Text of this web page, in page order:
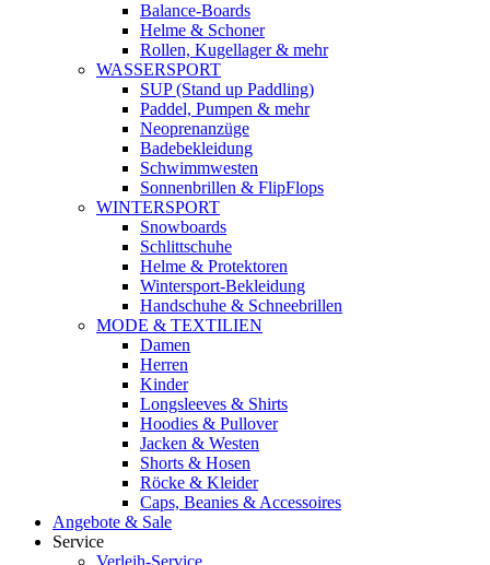
Balance-Boards
Helme & Schoner
Rollen, Kugellager & mehr
WASSERSPORT
SUP (Stand up Paddling)
Paddel, Pumpen & mehr
Neoprenanzüge
Badebekleidung
Schwimmwesten
Sonnenbrillen & FlipFlops
WINTERSPORT
Snowboards
Schlittschuhe
Helme & Protektoren
Wintersport-Bekleidung
Handschuhe & Schneebrillen
MODE & TEXTILIEN
Damen
Herren
Kinder
Longsleeves & Shirts
Hoodies & Pullover
Jacken & Westen
Shorts & Hosen
Röcke & Kleider
Caps, Beanies & Accessoires
Angebote & Sale
Service
Verleih-Service